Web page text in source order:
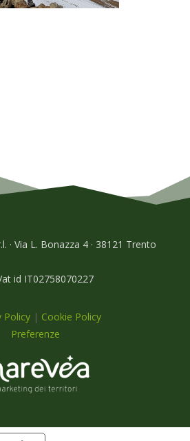
· Via L. Bonazza 4 · 38121 Trento
id IT02758070227
Policy | Cookie Policy
Preferenze